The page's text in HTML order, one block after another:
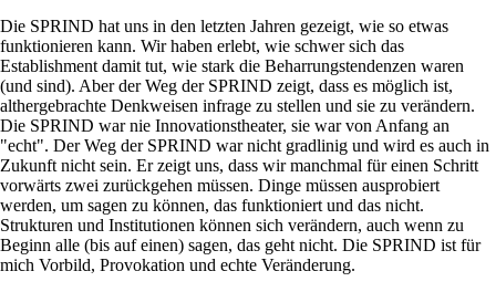
Die SPRIND hat uns in den letzten Jahren gezeigt, wie so etwas
funktionieren kann. Wir haben erlebt, wie schwer sich das
Establishment damit tut, wie stark die Beharrungstendenzen waren
(und sind). Aber der Weg der SPRIND zeigt, dass es möglich ist,
althergebrachte Denkweisen infrage zu stellen und sie zu verändern.
Die SPRIND war nie Innovationstheater, sie war von Anfang an
echt . Der Weg der SPRIND war nicht gradlinig und wird es auch in
Zukunft nicht sein. Er zeigt uns, dass wir manchmal für einen Schritt
vorwärts zwei zurückgehen müssen. Dinge müssen ausprobiert
werden, um sagen zu können, das funktioniert und das nicht.
Strukturen und Institutionen können sich verändern, auch wenn zu
Beginn alle (bis auf einen) sagen, das geht nicht. Die SPRIND ist für
mich Vorbild, Provokation und echte Veränderung.